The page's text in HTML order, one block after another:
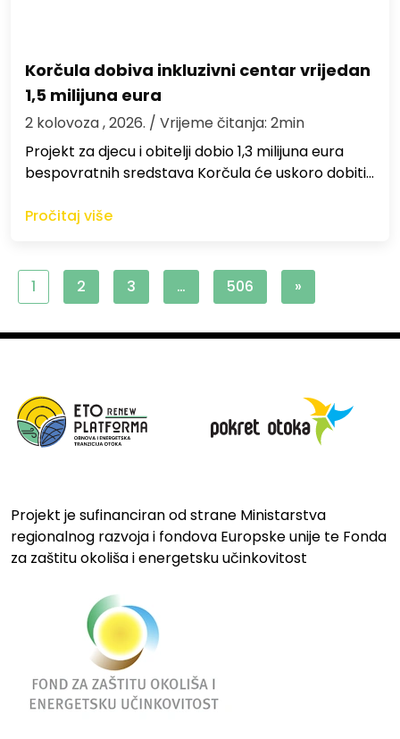
Korčula dobiva inkluzivni centar vrijedan
1,5 milijuna eura
2 kolovoza , 2026. / Vrijeme čitanja: 2min
Projekt za djecu i obitelji dobio 1,3 milijuna eura
bespovratnih sredstava Korčula će uskoro dobiti…
Pročitaj više
1 2 3 … 506 »
Projekt je sufinanciran od strane Ministarstva
regionalnog razvoja i fondova Europske unije te Fonda
za zaštitu okoliša i energetsku učinkovitost